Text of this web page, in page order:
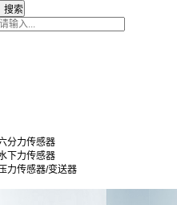
分力传感器
下力传感器
力传感器/变送器